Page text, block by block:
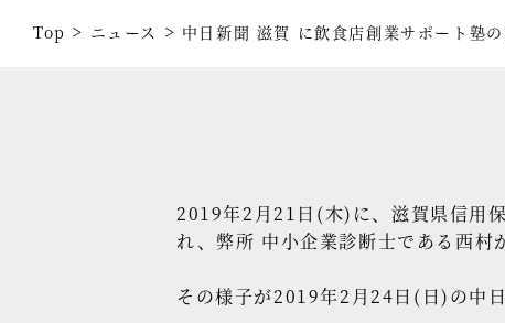
経営コン
税務調査
医療業界
Top > ニュース > 中日新聞 滋賀 に飲食店創業サポート塾
2019年2月21日(木)に、滋賀県信用
れ、弊所 中小企業診断士である西村
その様子が2019年2月24日(日)の中